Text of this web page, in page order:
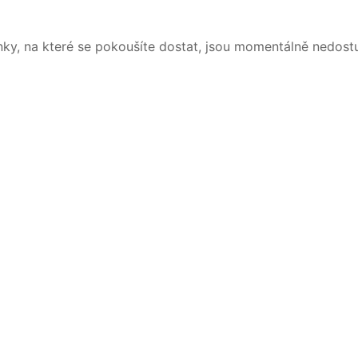
na které se pokoušíte dostat, jsou momentálně